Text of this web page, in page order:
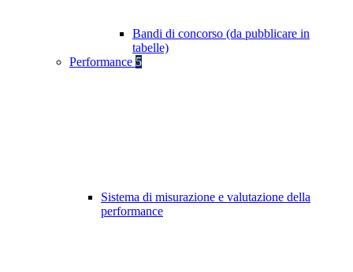
Bandi di concorso (da pubblicare in
tabelle)
Performance 5
Sistema di misurazione e valutazione della
performance